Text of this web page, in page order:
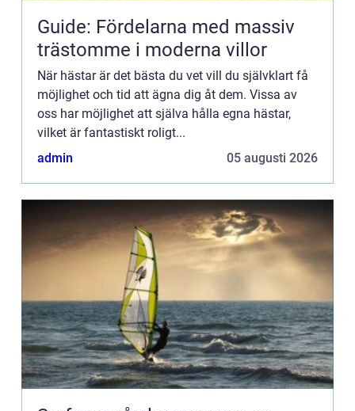
Guide: Fördelarna med massiv
trästomme i moderna villor
När hästar är det bästa du vet vill du självklart få
möjlighet och tid att ägna dig åt dem. Vissa av
oss har möjlighet att själva hålla egna hästar,
vilket är fantastiskt roligt...
admin
05 augusti 2026